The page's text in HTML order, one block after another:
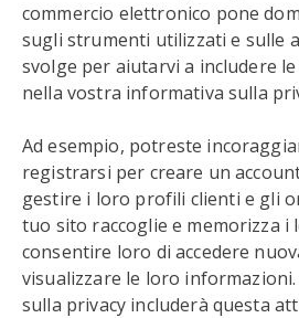
commercio elettronico pone
sugli strumenti utilizzati e sulle
svolge per aiutarvi a includere
nella vostra informativa sulla
Ad esempio, potreste
registrarsi per creare un
gestire i loro profili clienti e gli
tuo sito raccoglie e memorizza i
consentire loro di accedere
visualizzare le loro
sulla privacy includerà questa